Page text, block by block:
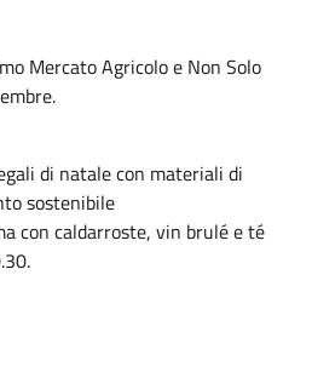
Mercato Agricolo e Non Solo
di natale con materiali di
sostenibile
con caldarroste, vin brulé e té